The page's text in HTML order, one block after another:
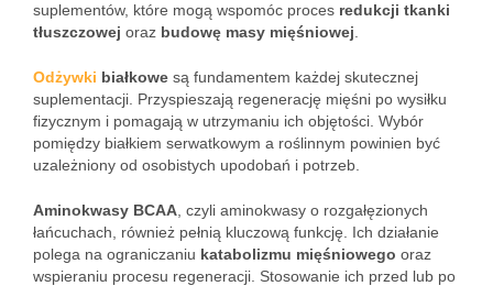
suplementów, które mogą wspomóc proces redukcji tkanki
tłuszczowej oraz budowę masy mięśniowej
Odżywki białkowe są fundamentem każdej skutecznej
suplementacji. Przyspieszają regenerację mięśni po wysiłku
fizycznym i pomagają w utrzymaniu ich objętości. Wybór
pomiędzy białkiem serwatkowym a roślinnym powinien być
uzależniony od osobistych upodobań i potrzeb.
Aminokwasy BCAA , czyli aminokwasy o rozgałęzionych
łańcuchach, również pełnią kluczową funkcję. Ich działanie
polega na ograniczaniu katabolizmu mięśniowego oraz
wspieraniu procesu regeneracji. Stosowanie ich przed lub po